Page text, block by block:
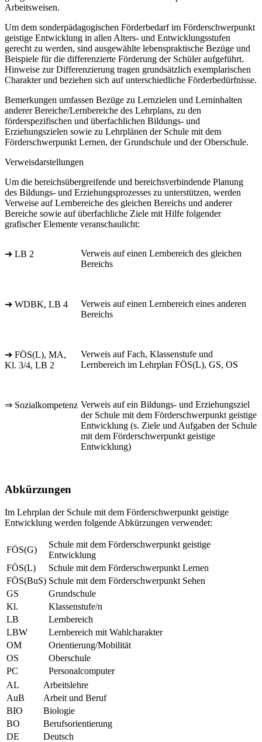
Arbeitsweisen.
Um dem sonderpädagogischen Förderbedarf im Förderschwerpunkt
geistige Entwicklung in allen Alters- und Entwicklungsstufen
gerecht zu werden, sind ausgewählte lebenspraktische Bezüge und
Beispiele für die differenzierte Förderung der Schüler aufgeführt.
Hinweise zur Differenzierung tragen grundsätzlich exemplarischen
Charakter und beziehen sich auf unterschiedliche Förderbedürfnisse.
Bemerkungen umfassen Bezüge zu Lernzielen und Lerninhalten
anderer Bereiche/Lernbereiche des Lehrplans, zu den
förderspezifischen und überfachlichen Bildungs- und
Erziehungszielen sowie zu Lehrplänen der Schule mit dem
Förderschwerpunkt Lernen, der Grundschule und der Oberschule.
Verweisdarstellungen
Um die bereichsübergreifende und bereichsverbindende Planung
des Bildungs- und Erziehungsprozesses zu unterstützen, werden
Verweise auf Lernbereiche des gleichen Bereichs und anderer
Bereiche sowie auf überfachliche Ziele mit Hilfe folgender
grafischer Elemente veranschaulicht:
➔ LB 2
Verweis auf einen Lernbereich des gleichen
Bereichs
➔ WDBK, LB 4
Verweis auf einen Lernbereich eines anderen
Bereichs
➔ FÖS(L), MA,
Kl. 3/4, LB 2
Verweis auf Fach, Klassenstufe und
Lernbereich im Lehrplan FÖS(L), GS, OS
⇒ Sozialkompetenz Verweis auf ein Bildungs- und Erziehungsziel
der Schule mit dem Förderschwerpunkt geistige
Entwicklung (s. Ziele und Aufgaben der Schule
mit dem Förderschwerpunkt geistige
Entwicklung)
Abkürzungen
Im Lehrplan der Schule mit dem Förderschwerpunkt geistige
Entwicklung werden folgende Abkürzungen verwendet:
FÖS(G)
Schule mit dem Förderschwerpunkt geistige
Entwicklung
FÖS(L)
Schule mit dem Förderschwerpunkt Lernen
FÖS(BuS) Schule mit dem Förderschwerpunkt Sehen
GS
Grundschule
Kl.
Klassenstufe/n
LB
Lernbereich
LBW
Lernbereich mit Wahlcharakter
OM
Orientierung/Mobilität
OS
Oberschule
PC
Personalcomputer
AL
Arbeitslehre
AuB
Arbeit und Beruf
BIO
Biologie
BO
Berufsorientierung
DE
Deutsch